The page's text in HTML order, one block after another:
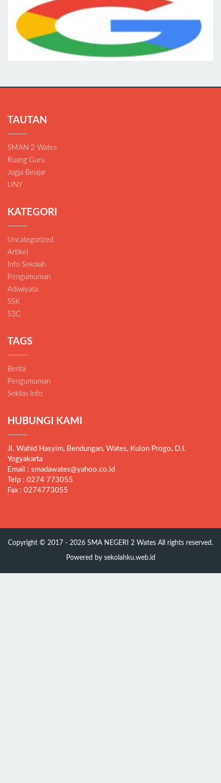
TAUTAN
SMAN 2 Wates
Ruang Guru
Jogja Belajar
UNY
KATEGORI
Uncategorized
Artikel
Info Sekolah
Pengumuman
Adiwiyata
SSK
S3C
TAGS
Berita
Pengumuman
Sekilas Info
HUBUNGI KAMI
Jl. Wahid Hasyim, Bendungan, Wates, Kulon Progo, D.I.
Yogyakarta
Email : smadawates@yahoo.co.id
Telp : 0274 773055
Fax : 0274773055
Copyright © 2017 - 2026 SMA NEGERI 2 Wates All rights reserved.
Powered by sekolahku.web.id